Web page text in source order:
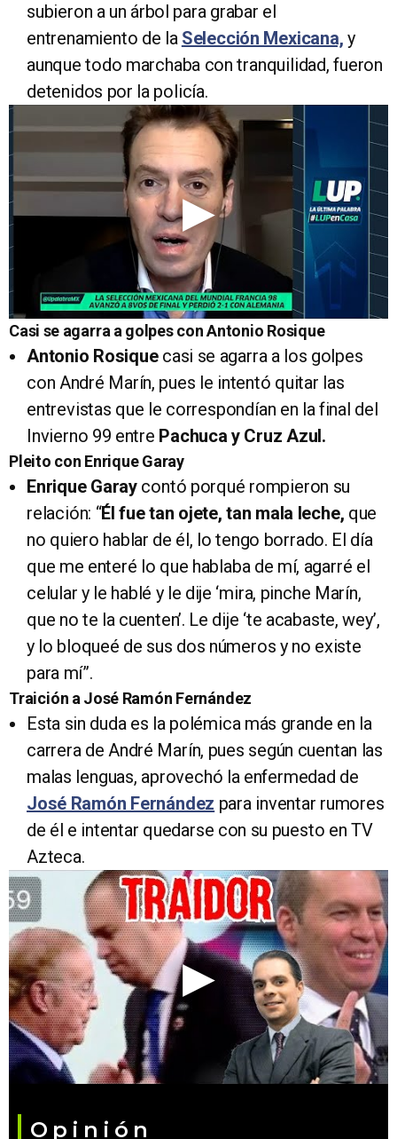
subieron a un árbol para grabar el
entrenamiento de la Selección Mexicana, y
aunque todo marchaba con tranquilidad, fueron
detenidos por la policía.
Casi se agarra a golpes con Antonio Rosique
Antonio Rosiquecasi se agarra a los golpes
con André Marín, pues le intentó quitar las
entrevistas que le correspondían en la final del
Invierno 99 entre Pachuca y Cruz Azul.
Pleito con Enrique Garay
Enrique Garay contó porqué rompieron su
relación: “Él fue tan ojete, tan mala leche, que
no quiero hablar de él, lo tengo borrado. El día
que me enteré lo que hablaba de mí, agarré el
celular y le hablé y le dije ‘mira, pinche Marín,
que no te la cuenten’. Le dije ‘te acabaste, wey’,
y lo bloqueé de sus dos números y no existe
para mí”.
Traición a José Ramón Fernández
Esta sin duda es la polémica más grande en la
carrera de André Marín, pues según cuentan las
malas lenguas, aprovechó la enfermedad de
José Ramón Fernández para inventar rumores
de él e intentar quedarse con su puesto en TV
Azteca.
Opinión